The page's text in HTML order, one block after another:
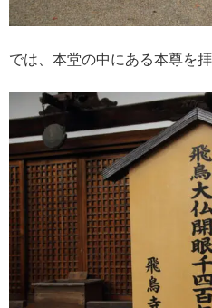
では、本堂の中にある本尊を